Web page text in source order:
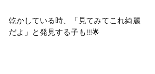
乾かしている時、「見てみてこれ綺麗
だよ」と発見する子も!!!🌟